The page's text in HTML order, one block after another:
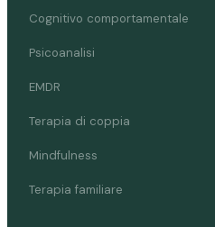
Cognitivo comportamentale
Psicoanalisi
EMDR
Terapia di coppia
Mindfulness
Terapia familiare